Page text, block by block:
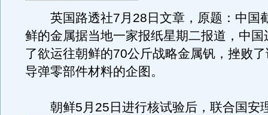
英国路透社7月28日文章，原题：中国
鲜的金属据当地一家报纸星期二报道，中国
了欲运往朝鲜的70公斤战略金属钒，挫败
导弹零部件材料的企图。
朝鲜5月25日进行核试验后，联合国安